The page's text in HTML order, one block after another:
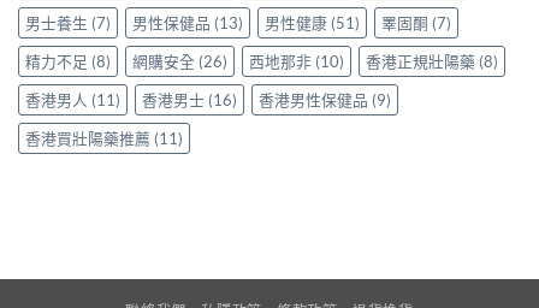
貼
士〉
中
男士養生 (7) 男性保健品 (13) 男性健康 (51) 睪固酮 (7)
精力不足 (8) 網購安全 (26) 西地那非 (10) 香港正規壯陽藥 (8)
香港男人 (11) 香港男士 (16) 香港男性保健品 (9)
香港買壯陽藥推薦 (11)